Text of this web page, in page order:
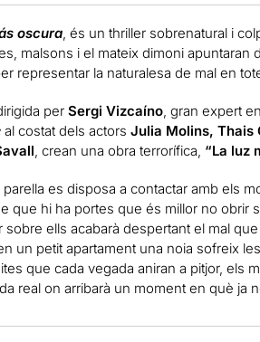
oscura, és un thriller sobrenatural i
malsons i el mateix dimoni
representar la naturalesa de mal en
perSergi Vizcaíno, gran expert en
al costat dels actors Julia Molins, Thais
, crean una obra terrorífica, “La luz
es disposa a contactar amb els
que hi ha portes que és millor no obrir
sobre ells acabarà despertant el mal
un petit apartament una noia sofreix
que cada vegada aniran a pitjor, els
real on arribarà un moment en què ja